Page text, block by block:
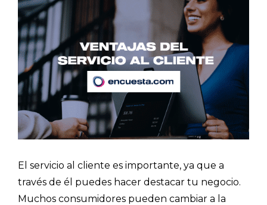
El servicio al cliente es importante, ya que a
través de él puedes hacer destacar tu negocio.
Muchos consumidores pueden cambiar a la